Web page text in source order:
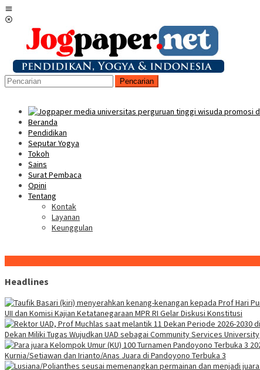
Loncat
ke
Pencarian
Beranda
Pendidikan
Seputar Yogya
Tokoh
Sains
Surat Pembaca
Opini
Tentang
Kontak
Layanan
Keunggulan
Headlines
UII dan Komisi Kajian Ketatanegaraan MPR RI Gelar Diskusi Konstitusi
Dekan Miliki Tugas Wujudkan UAD sebagai Community Services University
Kurnia/Setiawan dan Irianto/Anas Juara di Pandoyono Terbuka 3